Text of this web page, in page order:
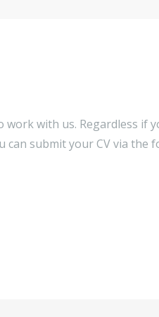
with us. Regardless if
submit your CV via the